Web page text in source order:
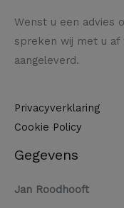
Wenst u een advies
spreken wij met u af
aangeleverd.
Privacyverklaring
Cookie Policy
Gegevens
Jan Roodhooft